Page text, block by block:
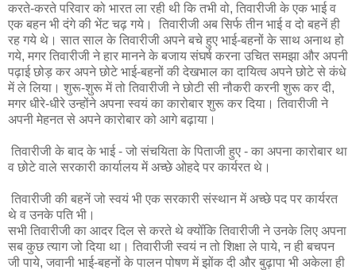
करते-करते परिवार को भारत ला रही थी कि तभी वो, तिवारीजी के एक भाई व
एक बहन भी दंगे की भेंट चढ़ गये। तिवारीजी अब सिर्फ तीन भाई व दो बहनें ही
रह गये थे। सात साल के तिवारीजी अपने बचे हुए भाई-बहनों के साथ अनाथ हो
गये, मगर तिवारीजी ने हार मानने के बजाय संघर्ष करना उचित समझा और अपनी
पढ़ाई छोड़ कर अपने छोटे भाई-बहनों की देखभाल का दायित्व अपने छोटे से कंधे
में ले लिया। शुरू-शुरू में तो तिवारीजी ने छोटी सी नौकरी करनी शुरू कर दी,
मगर धीरे-धीरे उन्होंने अपना स्वयं का कारोबार शुरू कर दिया। तिवारीजी ने
अपनी मेहनत से अपने कारोबार को आगे बढ़ाया।
तिवारीजी के बाद के भाई - जो संचयिता के पिताजी हुए - का अपना कारोबार था
व छोटे वाले सरकारी कार्यालय में अच्छे ओहदे पर कार्यरत थे।
तिवारीजी की बहनें जो स्वयं भी एक सरकारी संस्थान में अच्छे पद पर कार्यरत
थे व उनके पति भी।
सभी तिवारीजी का आदर दिल से करते थे क्योँकि तिवारीजी ने उनके लिए अपना
सब कुछ त्याग जो दिया था। तिवारीजी स्वयं न तो शिक्षा ले पाये, न ही बचपन
जी पाये, जवानी भाई-बहनों के पालन पोषण में झोंक दी और बुढ़ापा भी अकेला ही